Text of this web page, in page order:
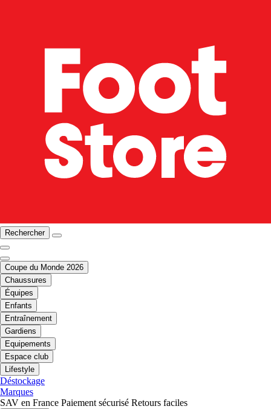
Rechercher
Coupe du Monde 2026
Chaussures
Équipes
Enfants
Entraînement
Gardiens
Equipements
Espace club
Lifestyle
Déstockage
Marques
SAV en France Paiement sécurisé Retours faciles